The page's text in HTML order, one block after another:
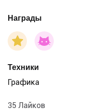
Награды
Техники
Графика
35 Лайков